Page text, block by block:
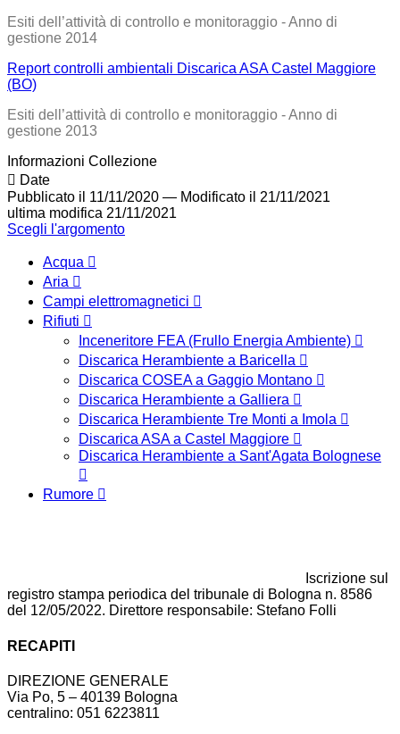
Esiti dell’attività di controllo e monitoraggio - Anno di
gestione 2014
Report controlli ambientali Discarica ASA Castel Maggiore
(BO)
Esiti dell’attività di controllo e monitoraggio - Anno di
gestione 2013
Informazioni Collezione
Date
Pubblicato il 11/11/2020 — Modificato il 21/11/2021
ultima modifica 21/11/2021
Scegli l'argomento
Acqua
Aria
Campi elettromagnetici
Rifiuti
Inceneritore FEA (Frullo Energia Ambiente)
Discarica Herambiente a Baricella
Discarica COSEA a Gaggio Montano
Discarica Herambiente a Galliera
Discarica Herambiente Tre Monti a Imola
Discarica ASA a Castel Maggiore
Discarica Herambiente a Sant'Agata Bolognese
Rumore
Iscrizione sul
registro stampa periodica del tribunale di Bologna n. 8586
del 12/05/2022. Direttore responsabile: Stefano Folli
RECAPITI
DIREZIONE GENERALE
Via Po, 5 – 40139 Bologna
centralino: 051 6223811